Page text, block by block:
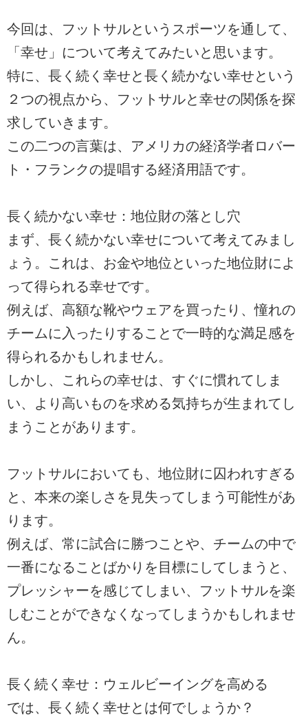
今回は、フットサルというスポーツを通して、
「幸せ」について考えてみたいと思います。
特に、長く続く幸せと長く続かない幸せという
２つの視点から、フットサルと幸せの関係を探
求していきます。
この二つの言葉は、アメリカの経済学者ロバー
ト・フランクの提唱する経済用語です。
長く続かない幸せ：地位財の落とし穴
まず、長く続かない幸せについて考えてみまし
ょう。これは、お金や地位といった地位財によ
って得られる幸せです。
例えば、高額な靴やウェアを買ったり、憧れの
チームに入ったりすることで一時的な満足感を
得られるかもしれません。
しかし、これらの幸せは、すぐに慣れてしま
い、より高いものを求める気持ちが生まれてし
まうことがあります。
フットサルにおいても、地位財に囚われすぎる
と、本来の楽しさを見失ってしまう可能性があ
ります。
例えば、常に試合に勝つことや、チームの中で
一番になることばかりを目標にしてしまうと、
プレッシャーを感じてしまい、フットサルを楽
しむことができなくなってしまうかもしれませ
ん。
長く続く幸せ：ウェルビーイングを高める
では、長く続く幸せとは何でしょうか？